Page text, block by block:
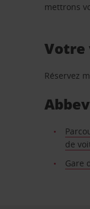
mettrons
Votre
Réservez
de
Gare